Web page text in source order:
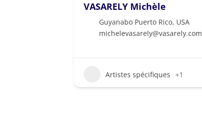
VASARELY Michèle
Guyanabo Puerto Rico, USA
michelevasarely@vasarely.com
Artistes spécifiques +1